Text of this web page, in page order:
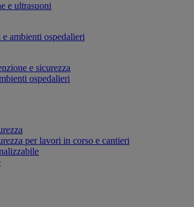
e ultrasuoni
ambienti ospedalieri
e sicurezza
ospedalieri
per lavori in corso e cantieri